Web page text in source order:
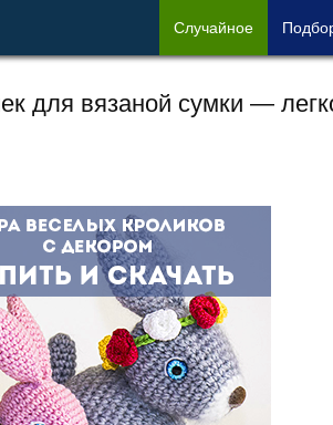
для вязаной сумки —
Случайное Под